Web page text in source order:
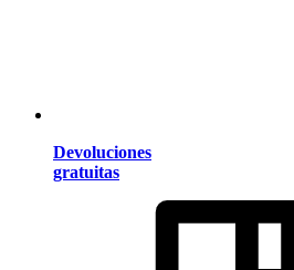
Devoluciones
gratuitas